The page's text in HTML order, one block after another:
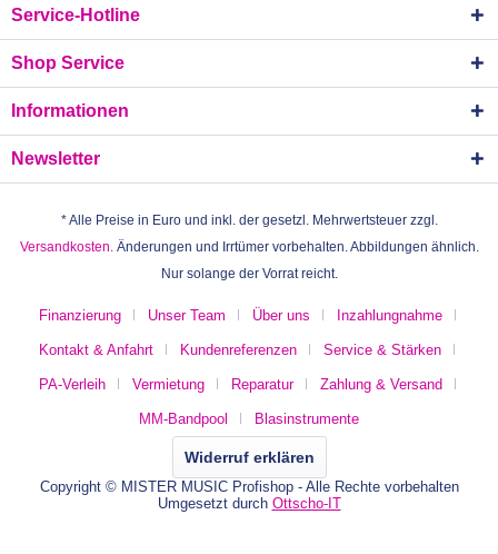
Service-Hotline
Shop Service
Informationen
Newsletter
* Alle Preise in Euro und inkl. der gesetzl. Mehrwertsteuer zzgl.
Versandkosten.Änderungen und Irrtümer vorbehalten. Abbildungen ähnlich.
Nur solange der Vorrat reicht.
Finanzierung Unser Team Über uns Inzahlungnahme
Kontakt & Anfahrt Kundenreferenzen Service & Stärken
PA-Verleih Vermietung Reparatur Zahlung & Versand
MM-Bandpool Blasinstrumente
Widerruf erklären
Copyright © MISTER MUSIC Profishop - Alle Rechte vorbehalten
Umgesetzt durch Ottscho-IT